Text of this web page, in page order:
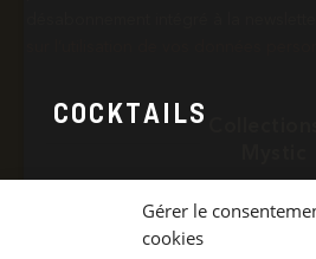
Gérer le
cookies
COCKTAILS
NOUS TROUVER